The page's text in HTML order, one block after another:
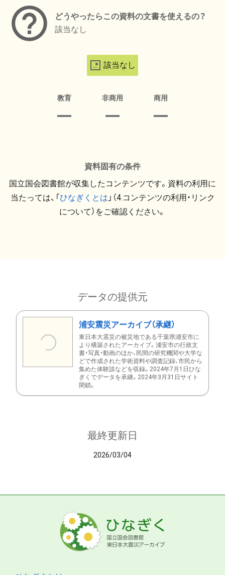
どうやったらこの資料の文書を使えるの？
該当なし
該当なし
教育 非商用 商用
資料固有の条件
国立国会図書館が収集したコンテンツです。資料の利用に
当たっては、「ひなぎくとは 」（4.コンテンツの利用・リンク
について）をご確認ください。
データの提供元
浦安震災アーカイブ（承継）
東日本大震災の被災地である千葉県浦安市に
より構築されたアーカイブ。浦安市の行政文
書・写真・動画のほか、民間の研究機関や大学な
どで作成された学術資料や調査記録、市民から
集めた体験談などを収録。2024年7月1日ひな
ぎくでデータを承継。2024年3月31日サイト
閉鎖。
最終更新日
2026/03/04